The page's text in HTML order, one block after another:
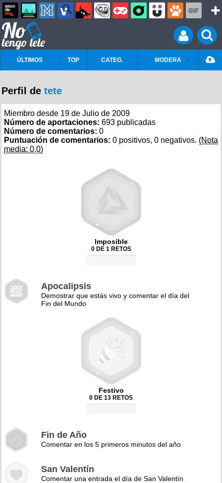
ÚLTIMOS TOP CATEG. MODERA
Perfil de tete
Miembro desde 19 de Julio de 2009
Número de aportaciones: 693 publicadas
Número de comentarios: 0
Puntuación de comentarios: 0 positivos, 0 negativos. (Nota
media: 0,0)
Imposible
0 DE 1 RETOS
Apocalipsis
Demostrar que estás vivo y comentar el día del
Fin del Mundo
Festivo
0 DE 13 RETOS
Fin de Año
Comentar en los 5 primeros minutos del año
San Valentín
Comentar una entrada el día de San Valentín